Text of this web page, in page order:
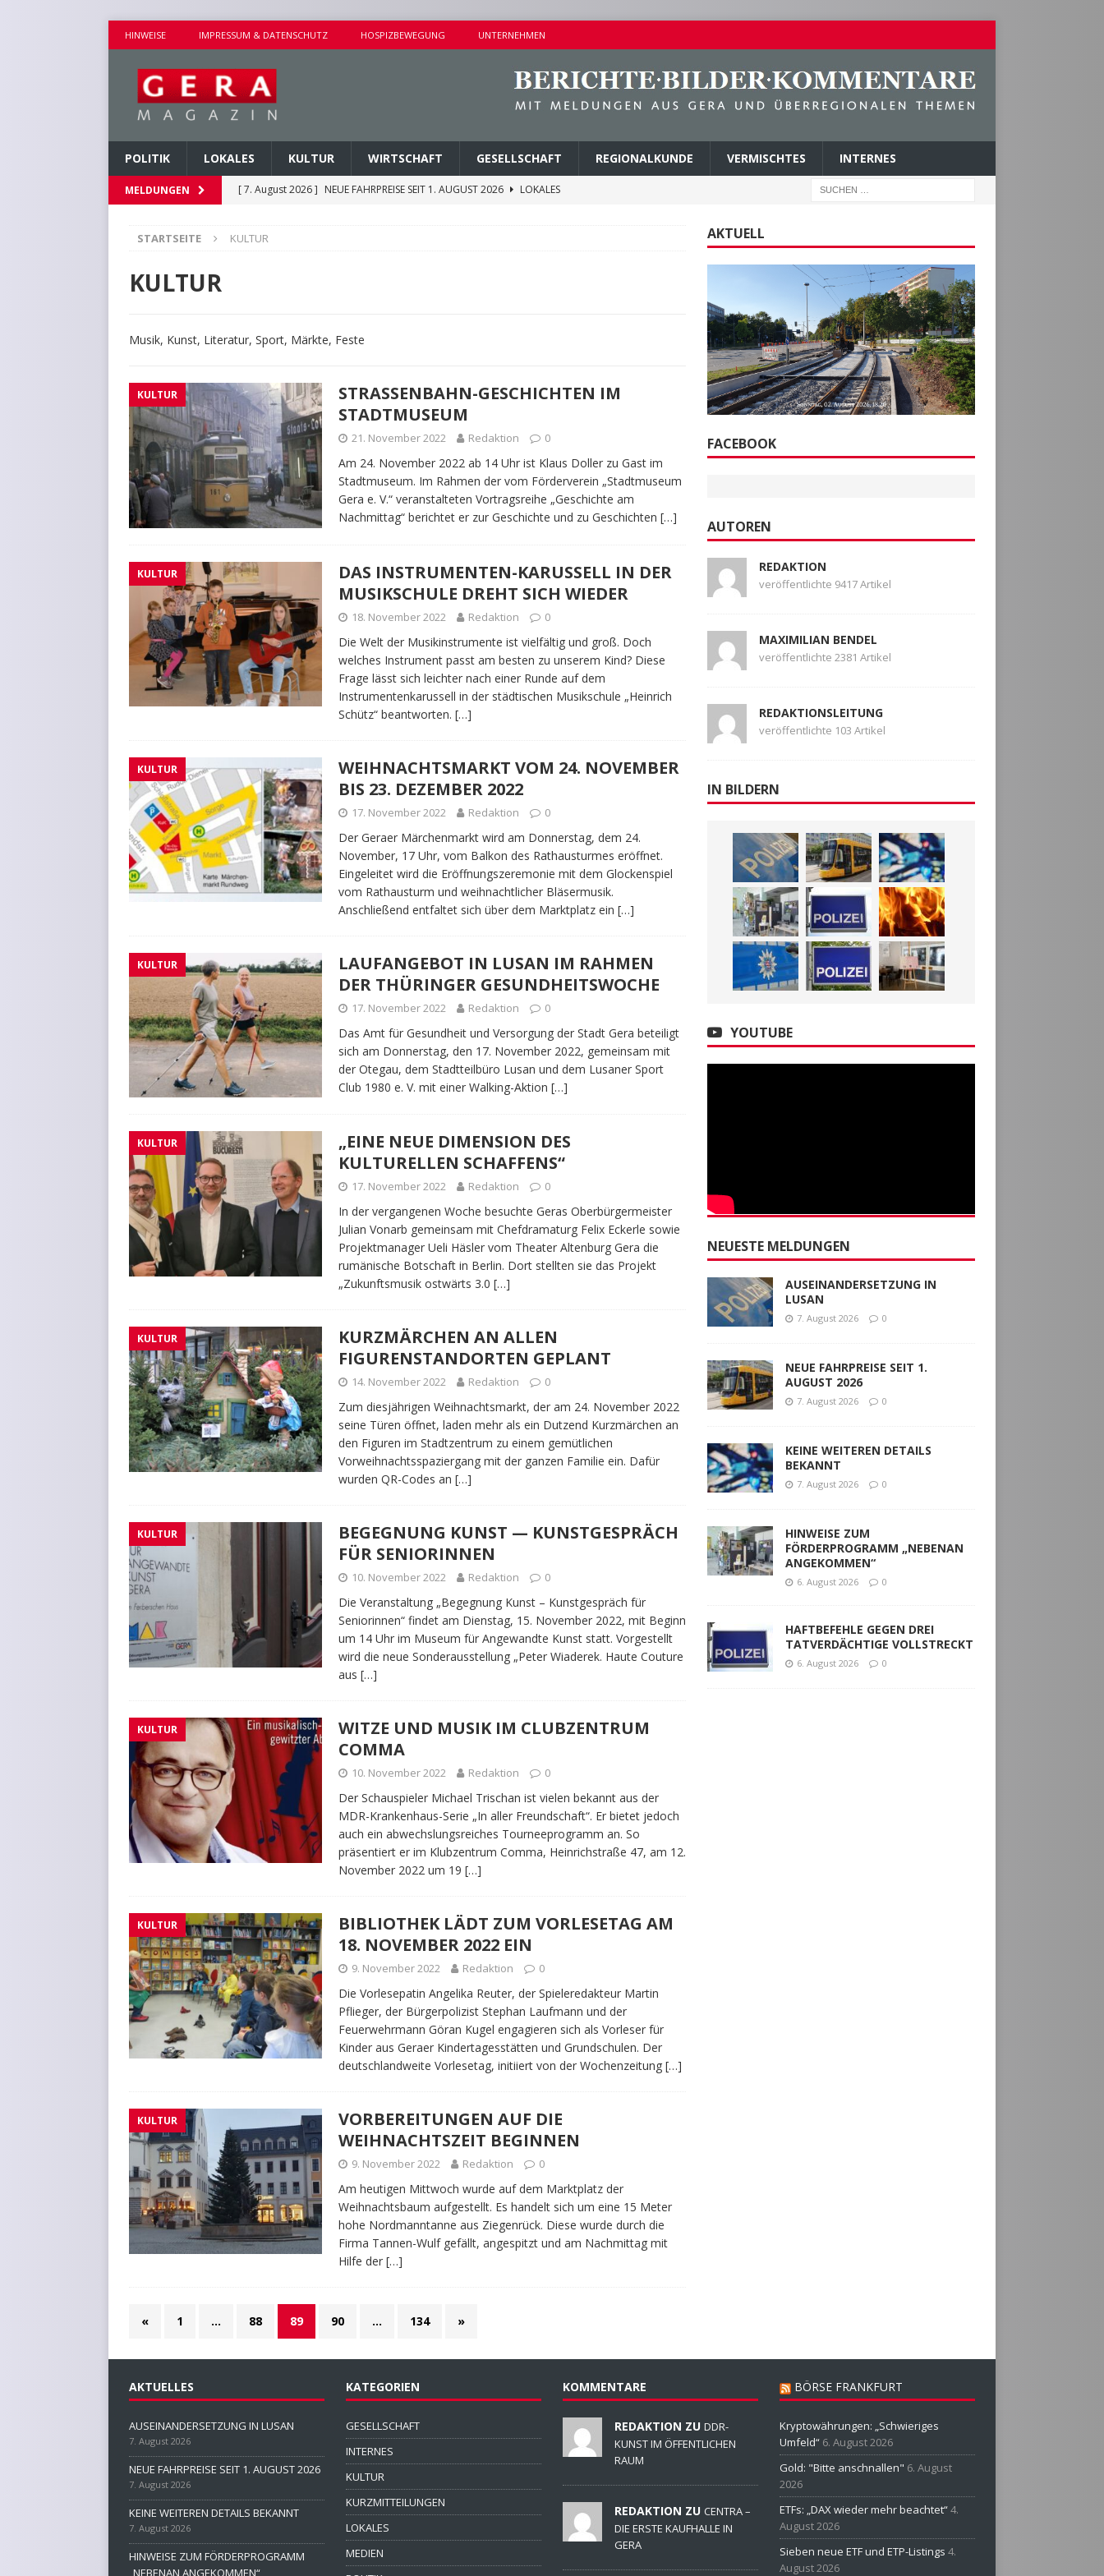
HINWEISE IMPRESSUM & DATENSCHUTZ HOSPIZBEWEGUNG UNTERNEHMEN
POLITIK LOKALES KULTUR WIRTSCHAFT GESELLSCHAFT REGIONALKUNDE VERMISCHTES INTERNES
MELDUNGEN [ 7. August 2026 ] NEUE FAHRPREISE SEIT 1. AUGUST 2026
LOKALES
[ 6. August 2026 ]
STARTSEITE KULTUR
KULTUR
Musik, Kunst, Literatur, Sport, Märkte, Feste
KULTUR
STRASSENBAHN-GESCHICHTEN IM
STADTMUSEUM
21. November 2022 Redaktion 0
Am 24. November 2022 ab 14 Uhr ist Klaus Doller zu Gast im
Stadtmuseum. Im Rahmen der vom Förderverein „Stadtmuseum
Gera e. V.“ veranstalteten Vortragsreihe „Geschichte am
Nachmittag“ berichtet er zur Geschichte und zu Geschichten […]
KULTUR
DAS INSTRUMENTEN-KARUSSELL IN DER
MUSIKSCHULE DREHT SICH WIEDER
18. November 2022 Redaktion 0
Die Welt der Musikinstrumente ist vielfältig und groß. Doch
welches Instrument passt am besten zu unserem Kind? Diese
Frage lässt sich leichter nach einer Runde auf dem
Instrumentenkarussell in der städtischen Musikschule „Heinrich
Schütz“ beantworten. […]
KULTUR
WEIHNACHTSMARKT VOM 24. NOVEMBER
BIS 23. DEZEMBER 2022
17. November 2022 Redaktion 0
Der Geraer Märchenmarkt wird am Donnerstag, dem 24.
November, 17 Uhr, vom Balkon des Rathausturmes eröffnet.
Eingeleitet wird die Eröffnungszeremonie mit dem Glockenspiel
vom Rathausturm und weihnachtlicher Bläsermusik.
Anschließend entfaltet sich über dem Marktplatz ein […]
KULTUR
LAUFANGEBOT IN LUSAN IM RAHMEN
DER THÜRINGER GESUNDHEITSWOCHE
17. November 2022 Redaktion 0
Das Amt für Gesundheit und Versorgung der Stadt Gera beteiligt
sich am Donnerstag, den 17. November 2022, gemeinsam mit
der Otegau, dem Stadtteilbüro Lusan und dem Lusaner Sport
Club 1980 e. V. mit einer Walking-Aktion […]
KULTUR
„EINE NEUE DIMENSION DES
KULTURELLEN SCHAFFENS“
17. November 2022 Redaktion 0
In der vergangenen Woche besuchte Geras Oberbürgermeister
Julian Vonarb gemeinsam mit Chefdramaturg Felix Eckerle sowie
Projektmanager Ueli Häsler vom Theater Altenburg Gera die
rumänische Botschaft in Berlin. Dort stellten sie das Projekt
„Zukunftsmusik ostwärts 3.0 […]
KULTUR
KURZMÄRCHEN AN ALLEN
FIGURENSTANDORTEN GEPLANT
14. November 2022 Redaktion 0
Zum diesjährigen Weihnachtsmarkt, der am 24. November 2022
seine Türen öffnet, laden mehr als ein Dutzend Kurzmärchen an
den Figuren im Stadtzentrum zu einem gemütlichen
Vorweihnachtsspaziergang mit der ganzen Familie ein. Dafür
wurden QR-Codes an […]
KULTUR
BEGEGNUNG KUNST — KUNSTGESPRÄCH
FÜR SENIORINNEN
10. November 2022 Redaktion 0
Die Veranstaltung „Begegnung Kunst – Kunstgespräch für
Seniorinnen“ findet am Dienstag, 15. November 2022, mit Beginn
um 14 Uhr im Museum für Angewandte Kunst statt. Vorgestellt
wird die neue Sonderausstellung „Peter Wiaderek. Haute Couture
aus […]
KULTUR
WITZE UND MUSIK IM CLUBZENTRUM
COMMA
10. November 2022 Redaktion 0
Der Schauspieler Michael Trischan ist vielen bekannt aus der
MDR-Krankenhaus-Serie „In aller Freundschaft“. Er bietet jedoch
auch ein abwechslungsreiches Tourneeprogramm an. So
präsentiert er im Klubzentrum Comma, Heinrichstraße 47, am 12.
November 2022 um 19 […]
KULTUR
BIBLIOTHEK LÄDT ZUM VORLESETAG AM
18. NOVEMBER 2022 EIN
9. November 2022 Redaktion 0
Die Vorlesepatin Angelika Reuter, der Spieleredakteur Martin
Pflieger, der Bürgerpolizist Stephan Laufmann und der
Feuerwehrmann Göran Kugel engagieren sich als Vorleser für
Kinder aus Geraer Kindertagesstätten und Grundschulen. Der
deutschlandweite Vorlesetag, initiiert von der Wochenzeitung […]
KULTUR
VORBEREITUNGEN AUF DIE
WEIHNACHTSZEIT BEGINNEN
9. November 2022 Redaktion 0
Am heutigen Mittwoch wurde auf dem Marktplatz der
Weihnachtsbaum aufgestellt. Es handelt sich um eine 15 Meter
hohe Nordmanntanne aus Ziegenrück. Diese wurde durch die
Firma Tannen-Wulf gefällt, angespitzt und am Nachmittag mit
Hilfe der […]
« 1 … 88 89 90 … 134 »
AKTUELL
FACEBOOK
AUTOREN
REDAKTION
veröffentlichte 9417 Artikel
MAXIMILIAN BENDEL
veröffentlichte 2381 Artikel
REDAKTIONSLEITUNG
veröffentlichte 103 Artikel
IN BILDERN
YOUTUBE
NEUESTE MELDUNGEN
AUSEINANDERSETZUNG IN
LUSAN
7. August 2026 0
NEUE FAHRPREISE SEIT 1.
AUGUST 2026
7. August 2026 0
KEINE WEITEREN DETAILS
BEKANNT
7. August 2026 0
HINWEISE ZUM
FÖRDERPROGRAMM „NEBENAN
ANGEKOMMEN“
6. August 2026 0
HAFTBEFEHLE GEGEN DREI
TATVERDÄCHTIGE VOLLSTRECKT
6. August 2026 0
AKTUELLES
AUSEINANDERSETZUNG IN LUSAN
7. August 2026
NEUE FAHRPREISE SEIT 1. AUGUST 2026
7. August 2026
KEINE WEITEREN DETAILS BEKANNT
7. August 2026
HINWEISE ZUM FÖRDERPROGRAMM
„NEBENAN ANGEKOMMEN“
KATEGORIEN
GESELLSCHAFT
INTERNES
KULTUR
KURZMITTEILUNGEN
LOKALES
MEDIEN
KOMMENTARE
REDAKTION ZU DDR-
KUNST IM ÖFFENTLICHEN
RAUM
REDAKTION ZU CENTRA –
DIE ERSTE KAUFHALLE IN
GERA
BÖRSE FRANKFURT
Kryptowährungen: „Schwieriges
Umfeld“ 6. August 2026
Gold: "Bitte anschnallen" 6. August
2026
ETFs: „DAX wieder mehr beachtet“4.
August 2026
Sieben neue ETF und ETP-Listings 4.
August 2026